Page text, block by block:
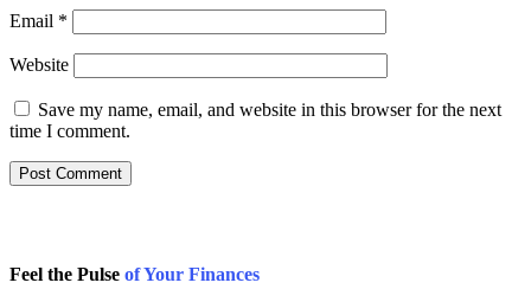
Email *
Website
Save my name, email, and website in this browser for the next
time I comment.
Feel the Pulse of Your Finances